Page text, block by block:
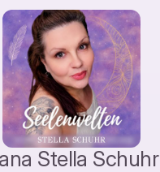
Stella Schuhr